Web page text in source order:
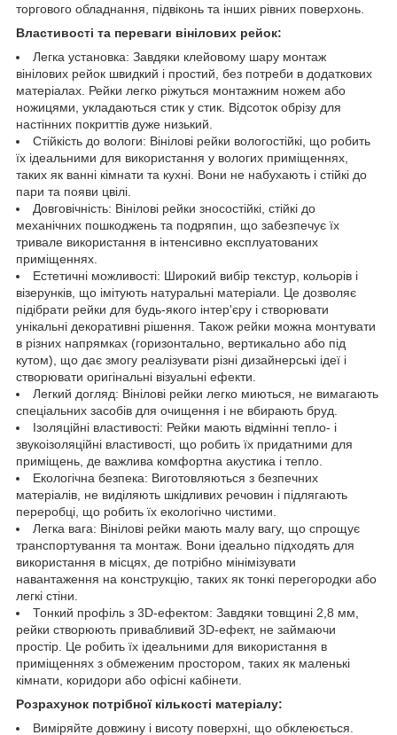
торгового обладнання, підвіконь та інших рівних поверхонь.
Властивості та переваги вінілових рейок:
Легка установка: Завдяки клейовому шару монтаж
вінілових рейок швидкий і простий, без потреби в додаткових
матеріалах. Рейки легко ріжуться монтажним ножем або
ножицями, укладаються стик у стик. Відсоток обрізу для
настінних покриттів дуже низький.
Стійкість до вологи: Вінілові рейки вологостійкі, що робить
їх ідеальними для використання у вологих приміщеннях,
таких як ванні кімнати та кухні. Вони не набухають і стійкі до
пари та появи цвілі.
Довговічність: Вінілові рейки зносостійкі, стійкі до
механічних пошкоджень та подряпин, що забезпечує їх
тривале використання в інтенсивно експлуатованих
приміщеннях.
Естетичні можливості: Широкий вибір текстур, кольорів і
візерунків, що імітують натуральні матеріали. Це дозволяє
підібрати рейки для будь-якого інтер'єру і створювати
унікальні декоративні рішення. Також рейки можна монтувати
в різних напрямках (горизонтально, вертикально або під
кутом), що дає змогу реалізувати різні дизайнерські ідеї і
створювати оригінальні візуальні ефекти.
Легкий догляд: Вінілові рейки легко миються, не вимагають
спеціальних засобів для очищення і не вбирають бруд.
Ізоляційні властивості: Рейки мають відмінні тепло- і
звукоізоляційні властивості, що робить їх придатними для
приміщень, де важлива комфортна акустика і тепло.
Екологічна безпека: Виготовляються з безпечних
матеріалів, не виділяють шкідливих речовин і підлягають
переробці, що робить їх екологічно чистими.
Легка вага: Вінілові рейки мають малу вагу, що спрощує
транспортування та монтаж. Вони ідеально підходять для
використання в місцях, де потрібно мінімізувати
навантаження на конструкцію, таких як тонкі перегородки або
легкі стіни.
Тонкий профіль з 3D-ефектом: Завдяки товщині 2,8 мм,
рейки створюють привабливий 3D-ефект, не займаючи
простір. Це робить їх ідеальними для використання в
приміщеннях з обмеженим простором, таких як маленькі
кімнати, коридори або офісні кабінети.
Розрахунок потрібної кількості матеріалу:
Виміряйте довжину і висоту поверхні, що обклеюється.